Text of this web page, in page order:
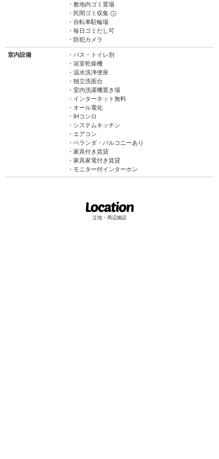
敷地内ゴミ置場
民間ゴミ収集 ⓘ
自転車駐輪場
毎日ゴミだし可
防犯カメラ
室内設備
バス・トイレ別
浴室乾燥機
温水洗浄便座
独立洗面台
室内洗濯機置き場
インターネット無料
オール電化
IHコンロ
システムキッチン
エアコン
ベランダ・バルコニーあり
家具付き賃貸
家具家電付き賃貸
モニター付インターホン
立地・周辺施設